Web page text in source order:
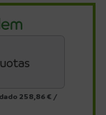
258,86 € /